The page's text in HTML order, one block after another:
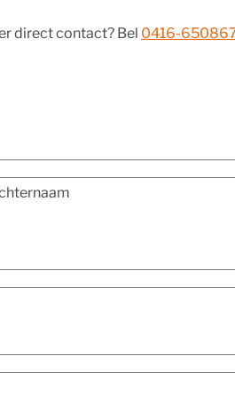
direct contact? Bel 0416-